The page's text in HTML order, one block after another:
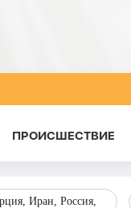
ПРОИСШЕСТВИЕ
Иран, Россия,